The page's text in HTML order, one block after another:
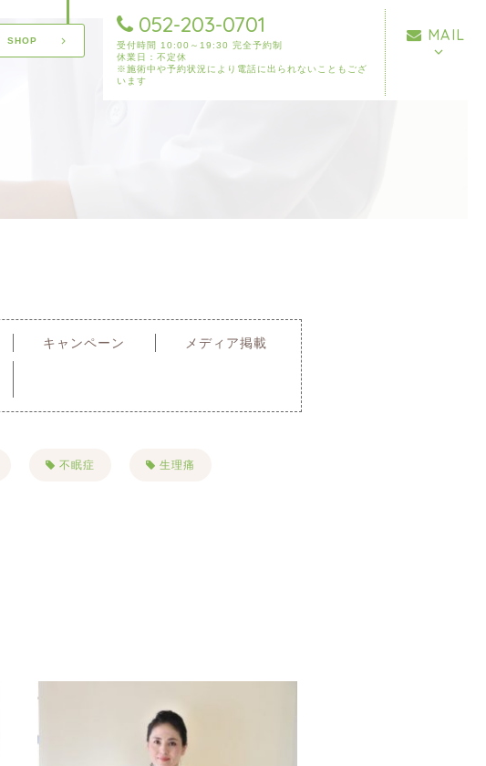
SHOP
052-203-0701
受付時間 10:00～19:30 完全予約制
休業日：不定休
※施術中や予約状況により電話に出られないこともござ
います
MAIL
キャンペーン
メディア掲載
不眠症 生理痛